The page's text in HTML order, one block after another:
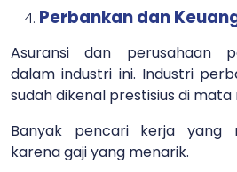
Perbankan dan
Asuransi dan perusahaan
dalam industri ini. Industri
sudah dikenal prestisius di
Banyak pencari kerja yang
karena gaji yang menarik.